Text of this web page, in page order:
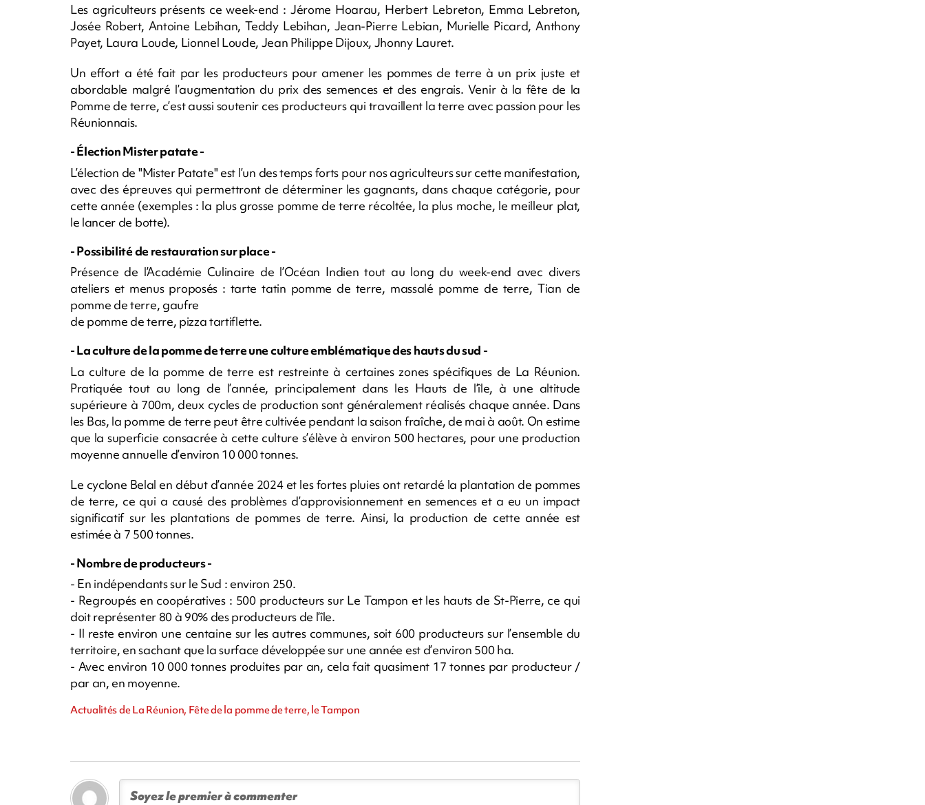
Les agriculteurs présents ce week-end : Jérome Hoarau, Herbert Lebreton, Emma Lebreton,
Josée Robert, Antoine Lebihan, Teddy Lebihan, Jean-Pierre Lebian, Murielle Picard, Anthony
Payet, Laura Loude, Lionnel Loude, Jean Philippe Dijoux, Jhonny Lauret.
Un effort a été fait par les producteurs pour amener les pommes de terre à un prix juste et
abordable malgré l’augmentation du prix des semences et des engrais. Venir à la fête de la
Pomme de terre, c’est aussi soutenir ces producteurs qui travaillent la terre avec passion pour les
Réunionnais.
- Élection Mister patate -
L’élection de "Mister Patate" est l’un des temps forts pour nos agriculteurs sur cette manifestation,
avec des épreuves qui permettront de déterminer les gagnants, dans chaque catégorie, pour
cette année (exemples : la plus grosse pomme de terre récoltée, la plus moche, le meilleur plat,
le lancer de botte).
- Possibilité de restauration sur place -
Présence de l’Académie Culinaire de l’Océan Indien tout au long du week-end avec divers
ateliers et menus proposés : tarte tatin pomme de terre, massalé pomme de terre, Tian de
pomme de terre, gaufre
de pomme de terre, pizza tartiflette.
- La culture de la pomme de terre une culture emblématique des hauts du sud -
La culture de la pomme de terre est restreinte à certaines zones spécifiques de La Réunion.
Pratiquée tout au long de l’année, principalement dans les Hauts de l’île, à une altitude
supérieure à 700m, deux cycles de production sont généralement réalisés chaque année. Dans
les Bas, la pomme de terre peut être cultivée pendant la saison fraîche, de mai à août. On estime
que la superficie consacrée à cette culture s’élève à environ 500 hectares, pour une production
moyenne annuelle d’environ 10 000 tonnes.
Le cyclone Belal en début d’année 2024 et les fortes pluies ont retardé la plantation de pommes
de terre, ce qui a causé des problèmes d’approvisionnement en semences et a eu un impact
significatif sur les plantations de pommes de terre. Ainsi, la production de cette année est
estimée à 7 500 tonnes.
- Nombre de producteurs -
- En indépendants sur le Sud : environ 250.
- Regroupés en coopératives : 500 producteurs sur Le Tampon et les hauts de St-Pierre, ce qui
doit représenter 80 à 90% des producteurs de l’île.
- Il reste environ une centaine sur les autres communes, soit 600 producteurs sur l’ensemble du
territoire, en sachant que la surface développée sur une année est d’environ 500 ha.
- Avec environ 10 000 tonnes produites par an, cela fait quasiment 17 tonnes par producteur /
par an, en moyenne.
Actualités de La Réunion, Fête de la pomme de terre, le Tampon